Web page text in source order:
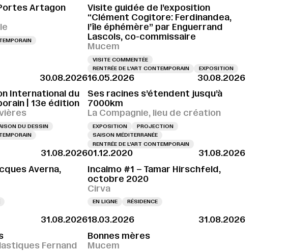
Artagon
Visite guidée de l’exposition
“Clément Cogitore: Ferdinandea,
l’île éphémère” par Enguerrand
Lascols, co-commissaire
Mucem
VISITE COMMENTÉE
RENTRÉE DE L'ART CONTEMPORAIN
EXPOSITION
30.08.2026
International du
| 13e édition
DU DESSIN
16.05.2026
30.08.2026
Ses racines s’étendent jusqu’à
7000km
La Compagnie, lieu de création
EXPOSITION
PROJECTION
SAISON MÉDITERRANÉE
RENTRÉE DE L'ART CONTEMPORAIN
31.08.2026
Averna,
01.12.2020
31.08.2026
Incalmo #1 – Tamar Hirschfeld,
octobre 2020
Cirva
EN LIGNE RÉSIDENCE
31.08.2026
Fernand
18.03.2026
31.08.2026
Bonnes mères
Mucem